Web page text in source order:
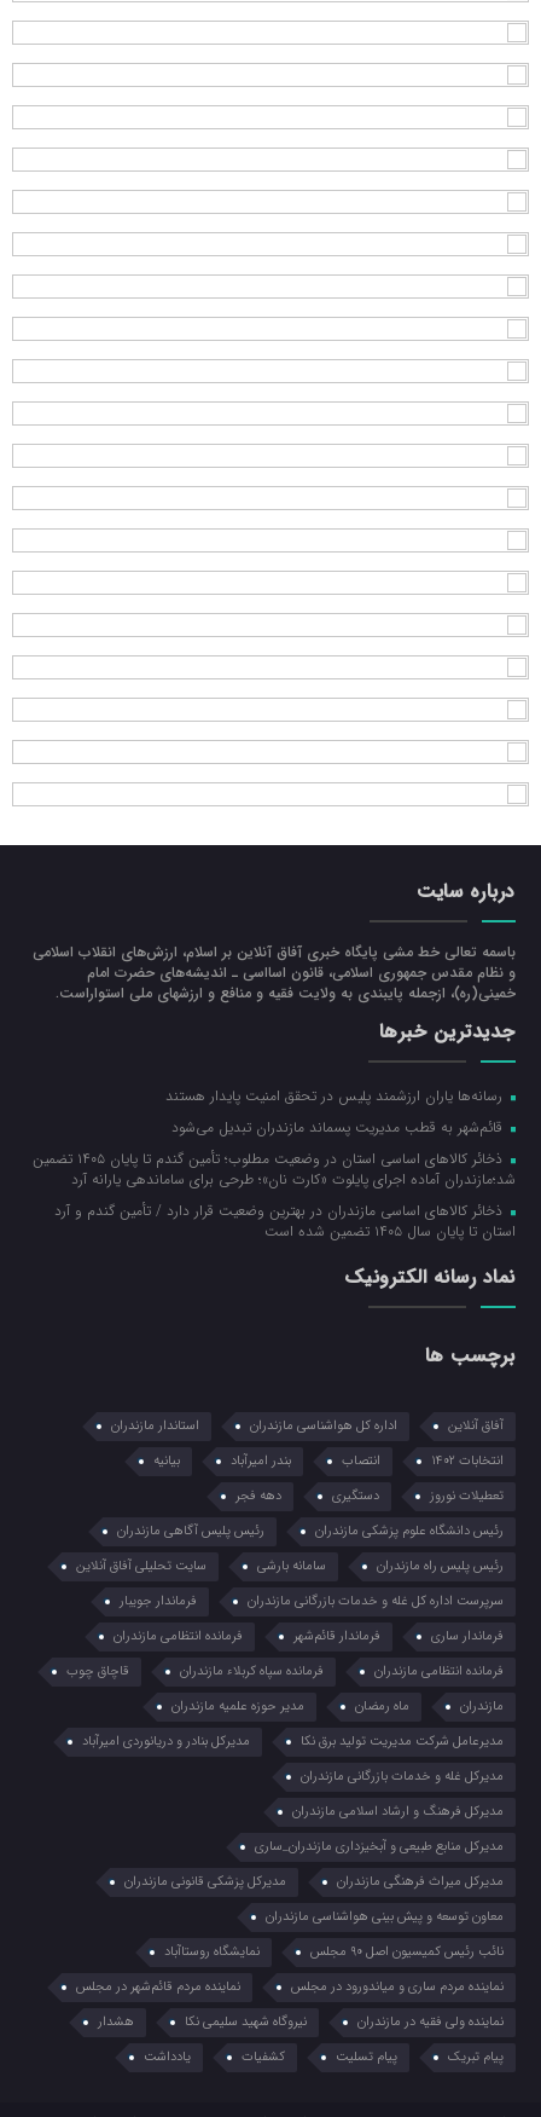
درباره سایت
باسمه تعالی خط مشی پایگاه خبری آفاق آنلاین بر اسلام، ارزش‌هاي انقلاب اسلامي
و نظام مقدس جمهوري اسلامي، قانون اسااسی ـ انديشه‌هاي حضرت امام
خميني(ره)، ازجمله پایبندی به ولايت فقيه و منافع و ارزشهاي ملي استواراست.
جدیدترین خبرها
رسانه‌ها یاران ارزشمند پلیس در تحقق امنیت پایدار هستند
قائم‌شهر به قطب مدیریت پسماند مازندران تبدیل می‌شود
ذخائر کالاهای اساسی استان در وضعیت مطلوب؛ تأمین گندم تا پایان ۱۴۰۵ تضمین
شد؛مازندران آماده اجرای پایلوت «کارت نان»؛ طرحی برای ساماندهی یارانه آرد
ذخائر کالاهای اساسی مازندران در بهترین وضعیت قرار دارد / تأمین گندم و آرد
استان تا پایان سال ۱۴۰۵ تضمین شده است
نماد رسانه الکترونیک
برچسب ها
آفاق آنلاین اداره کل هواشناسی مازندران
استاندار مازندران
انتخابات ۱۴۰۲
انتصاب بندر امیرآباد
بیانیه
تعطیلات نوروز
دستگیری
دهه فجر
رئیس دانشگاه علوم پزشکی مازندران
رئیس پلیس آگاهی مازندران
رئیس پلیس راه مازندران
سامانه بارشی
سایت تحلیلی آفاق آنلاین
سرپرست اداره کل غله و خدمات بازرگانی مازندران
فرماندار جویبار
فرماندار ساری
فرماندار قائم‌شهر
فرمانده انتظامي مازندران
فرمانده انتظامی مازندران
فرمانده سپاه کربلاء مازندران
قاچاق چوب
مازندران
ماه رمضان
مدیر حوزه علمیه مازندران
مدیرعامل شرکت مدیریت تولید برق نکا
مدیرکل بنادر و دریانوردی امیرآباد
مدیرکل غله و خدمات بازرگانی مازندران
مدیرکل فرهنگ و ارشاد اسلامی مازندران
مدیرکل منابع طبیعی و آبخیزداری مازندران_ساری
مدیرکل میراث فرهنگی مازندران
مدیرکل پزشکی قانونی مازندران
معاون توسعه و پیش بینی هواشناسی مازندران
نائب رئیس کمیسیون اصل ۹۰ مجلس
نمایشگاه روستا‌آباد
نماینده مردم ساری و میاندورود در مجلس
نماینده مردم قائم‌شهر در مجلس
نماینده ولی فقیه در مازندران
نیروگاه شهید سلیمی نکا
هشدار
پیام تبریک
پیام تسلیت کشفیات یادداشت